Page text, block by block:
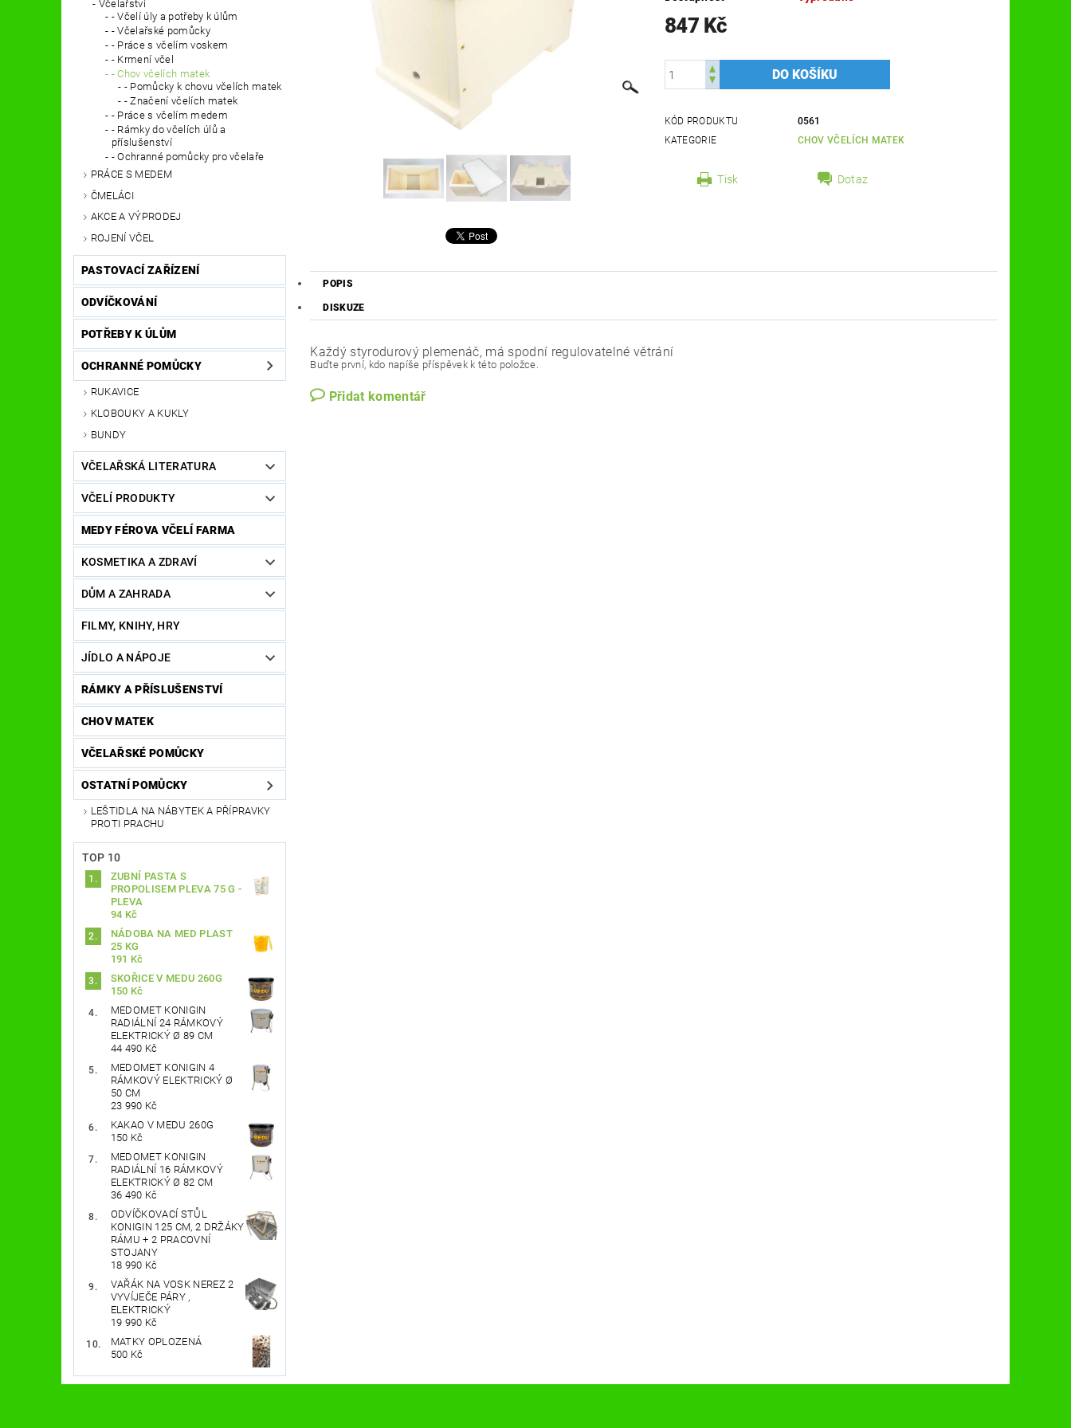
Včelařství
- Včelí úly a potřeby k úlům
- Včelařské pomůcky
- Práce s včelím voskem
- Krmení včel
- Chov včelích matek
- Pomůcky k chovu včelích matek
- Značení včelích matek
- Práce s včelím medem
- Rámky do včelích úlů a
příslušenství
- Ochranné pomůcky pro včelaře
PRÁCE S MEDEM
ČMELÁCI
AKCE A VÝPRODEJ
ROJENÍ VČEL
PASTOVACÍ ZAŘÍZENÍ
ODVÍČKOVÁNÍ
POTŘEBY K ÚLŮM
OCHRANNÉ POMŮCKY
RUKAVICE
KLOBOUKY A KUKLY
BUNDY
VČELAŘSKÁ LITERATURA
VČELÍ PRODUKTY
MEDY FÉROVA VČELÍ FARMA
KOSMETIKA A ZDRAVÍ
DŮM A ZAHRADA
FILMY, KNIHY, HRY
JÍDLO A NÁPOJE
RÁMKY A PŘÍSLUŠENSTVÍ
CHOV MATEK
VČELAŘSKÉ POMŮCKY
OSTATNÍ POMŮCKY
LEŠTIDLA NA NÁBYTEK A PŘÍPRAVKY
PROTI PRACHU
TOP 10
ZUBNÍ PASTA S
PROPOLISEM PLEVA 75 G -
PLEVA
94 Kč
NÁDOBA NA MED PLAST
25 KG
191 Kč
SKOŘICE V MEDU 260G
150 Kč
MEDOMET KONIGIN
RADIÁLNÍ 24 RÁMKOVÝ
ELEKTRICKÝ Ø 89 CM
44 490 Kč
MEDOMET KONIGIN 4
RÁMKOVÝ ELEKTRICKÝ Ø
50 CM
23 990 Kč
KAKAO V MEDU 260G
150 Kč
MEDOMET KONIGIN
RADIÁLNÍ 16 RÁMKOVÝ
ELEKTRICKÝ Ø 82 CM
36 490 Kč
ODVÍČKOVACÍ STŮL
KONIGIN 125 CM, 2 DRŽÁKY
RÁMU + 2 PRACOVNÍ
STOJANY
18 990 Kč
VAŘÁK NA VOSK NEREZ 2
VYVÍJEČE PÁRY ,
ELEKTRICKÝ
19 990 Kč
MATKY OPLOZENÁ
500 Kč
847 Kč
KÓD PRODUKTU
0561
KATEGORIE
CHOV VČELÍCH MATEK
Tisk Dotaz
POPIS
DISKUZE
Každý styrodurový plemenáč, má spodní regulovatelné větrání
Buďte první, kdo napíše příspěvek k této položce.
Přidat komentář